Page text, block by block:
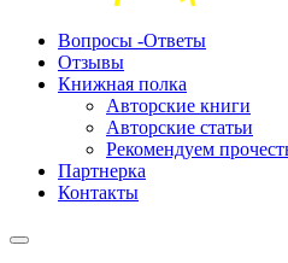
Вопросы -Ответы
Отзывы
Книжная полка
Авторские книги
Авторские статьи
Рекомендуем
Партнерка
Контакты